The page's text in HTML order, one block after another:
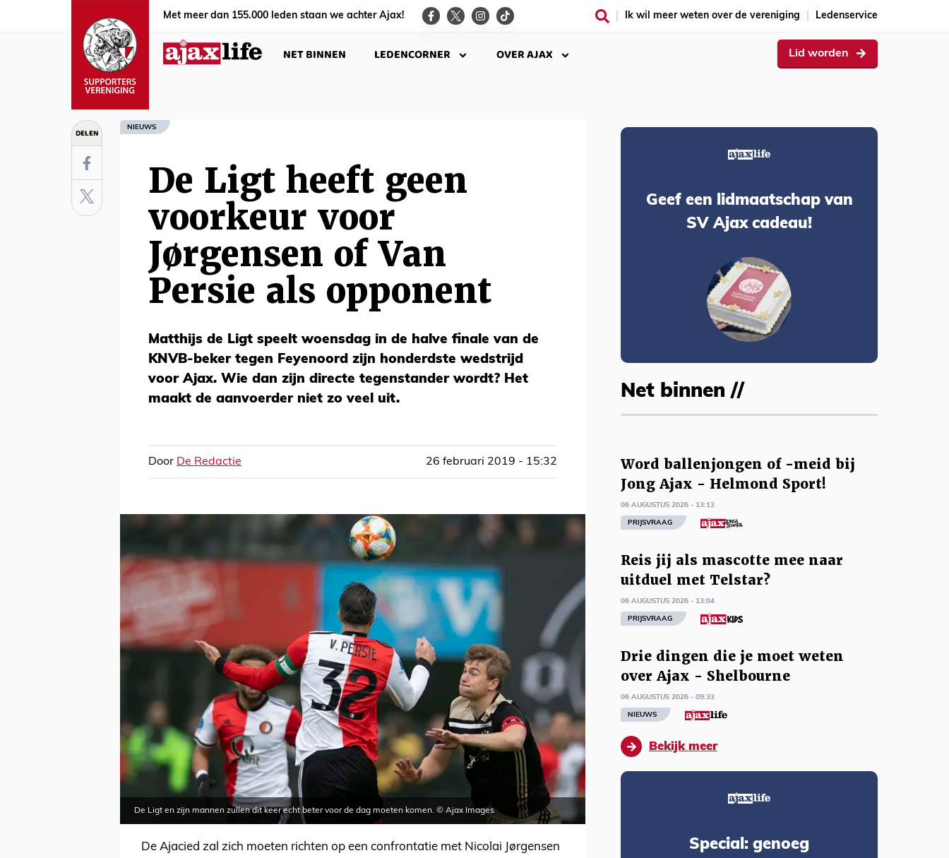
Met meer dan 155.000 leden staan we achter Ajax! Ik wil meer weten over de vereniging Ledenservice
NET BINNEN LEDENCORNER OVER AJAX Lid worden
DELEN NIEUWS
De Ligt heeft geen
voorkeur voor
Jørgensen of Van
Persie als opponent
Matthijs de Ligt speelt woensdag in de halve finale van de
KNVB-beker tegen Feyenoord zijn honderdste wedstrijd
voor Ajax. Wie dan zijn directe tegenstander wordt? Het
maakt de aanvoerder niet zo veel uit.
Door De Redactie 26 februari 2019 - 15:32
De Ligt en zijn mannen zullen dit keer echt beter voor de dag moeten komen. © Ajax Images
De Ajacied zal zich moeten richten op een confrontatie met Nicolai Jørgensen
Geef een lidmaatschap van
SV Ajax cadeau!
Net binnen //
Word ballenjongen of -meid bij
Jong Ajax - Helmond Sport!
06 AUGUSTUS 2026 - 13:13
PRIJSVRAAG
Reis jij als mascotte mee naar
uitduel met Telstar?
06 AUGUSTUS 2026 - 13:04
PRIJSVRAAG
Drie dingen die je moet weten
over Ajax - Shelbourne
06 AUGUSTUS 2026 - 09:33
NIEUWS
Bekijk meer
Special: genoeg